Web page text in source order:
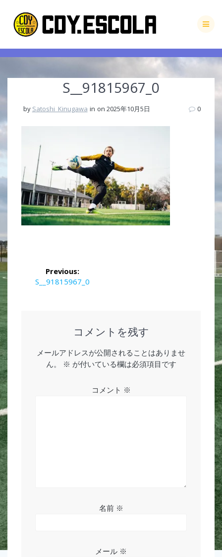
to
content
S__91815967_0
by Satoshi_Kinugawa in on 2025年10月5日 0
投
稿
ナ
ビ
ゲ
ー
シ
ョ
ン
Previous:
Previous
S__91815967_0
コメントを残す
メールアドレスが公開されることはありませ
ん。
※ が付いている欄は必須項目です
コメント ※
名前 ※
メール ※